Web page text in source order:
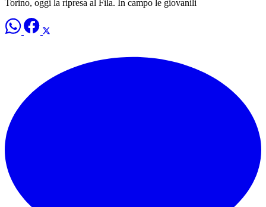
Torino, oggi la ripresa al Fila. In campo le giovanili